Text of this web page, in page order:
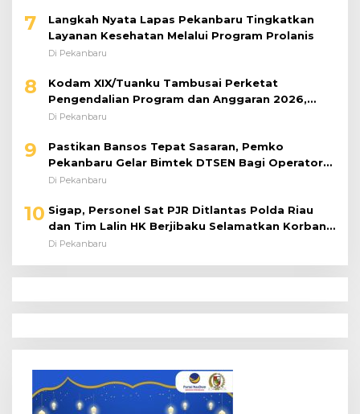
7
Langkah Nyata Lapas Pekanbaru Tingkatkan
Layanan Kesehatan Melalui Program Prolanis
Di Pekanbaru
8
Kodam XIX/Tuanku Tambusai Perketat
Pengendalian Program dan Anggaran 2026,
Pastikan Kinerja Tepat Sasaran
Di Pekanbaru
9
Pastikan Bansos Tepat Sasaran, Pemko
Pekanbaru Gelar Bimtek DTSEN Bagi Operator
Puskessos
Di Pekanbaru
10 Sigap, Personel Sat PJR Ditlantas Polda Riau
dan Tim Lalin HK Berjibaku Selamatkan Korban
Kecelakaan di Tol Pekanbaru–Dumai
Di Pekanbaru